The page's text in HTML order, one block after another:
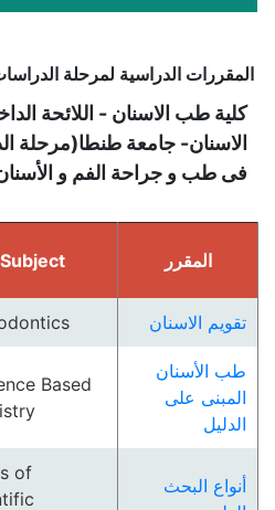
المقررات الدراسية لمرحلة الدراسات
كلية طب الاسنان - اللائحة
الاسنان- جامعة طنطا(مرحلة
فى طب و جراحة الفم و
المقرر Subject
تقويم الاسنان
طب الأسنان
المبنى على
الدليل
Based
أنواع البحث
of